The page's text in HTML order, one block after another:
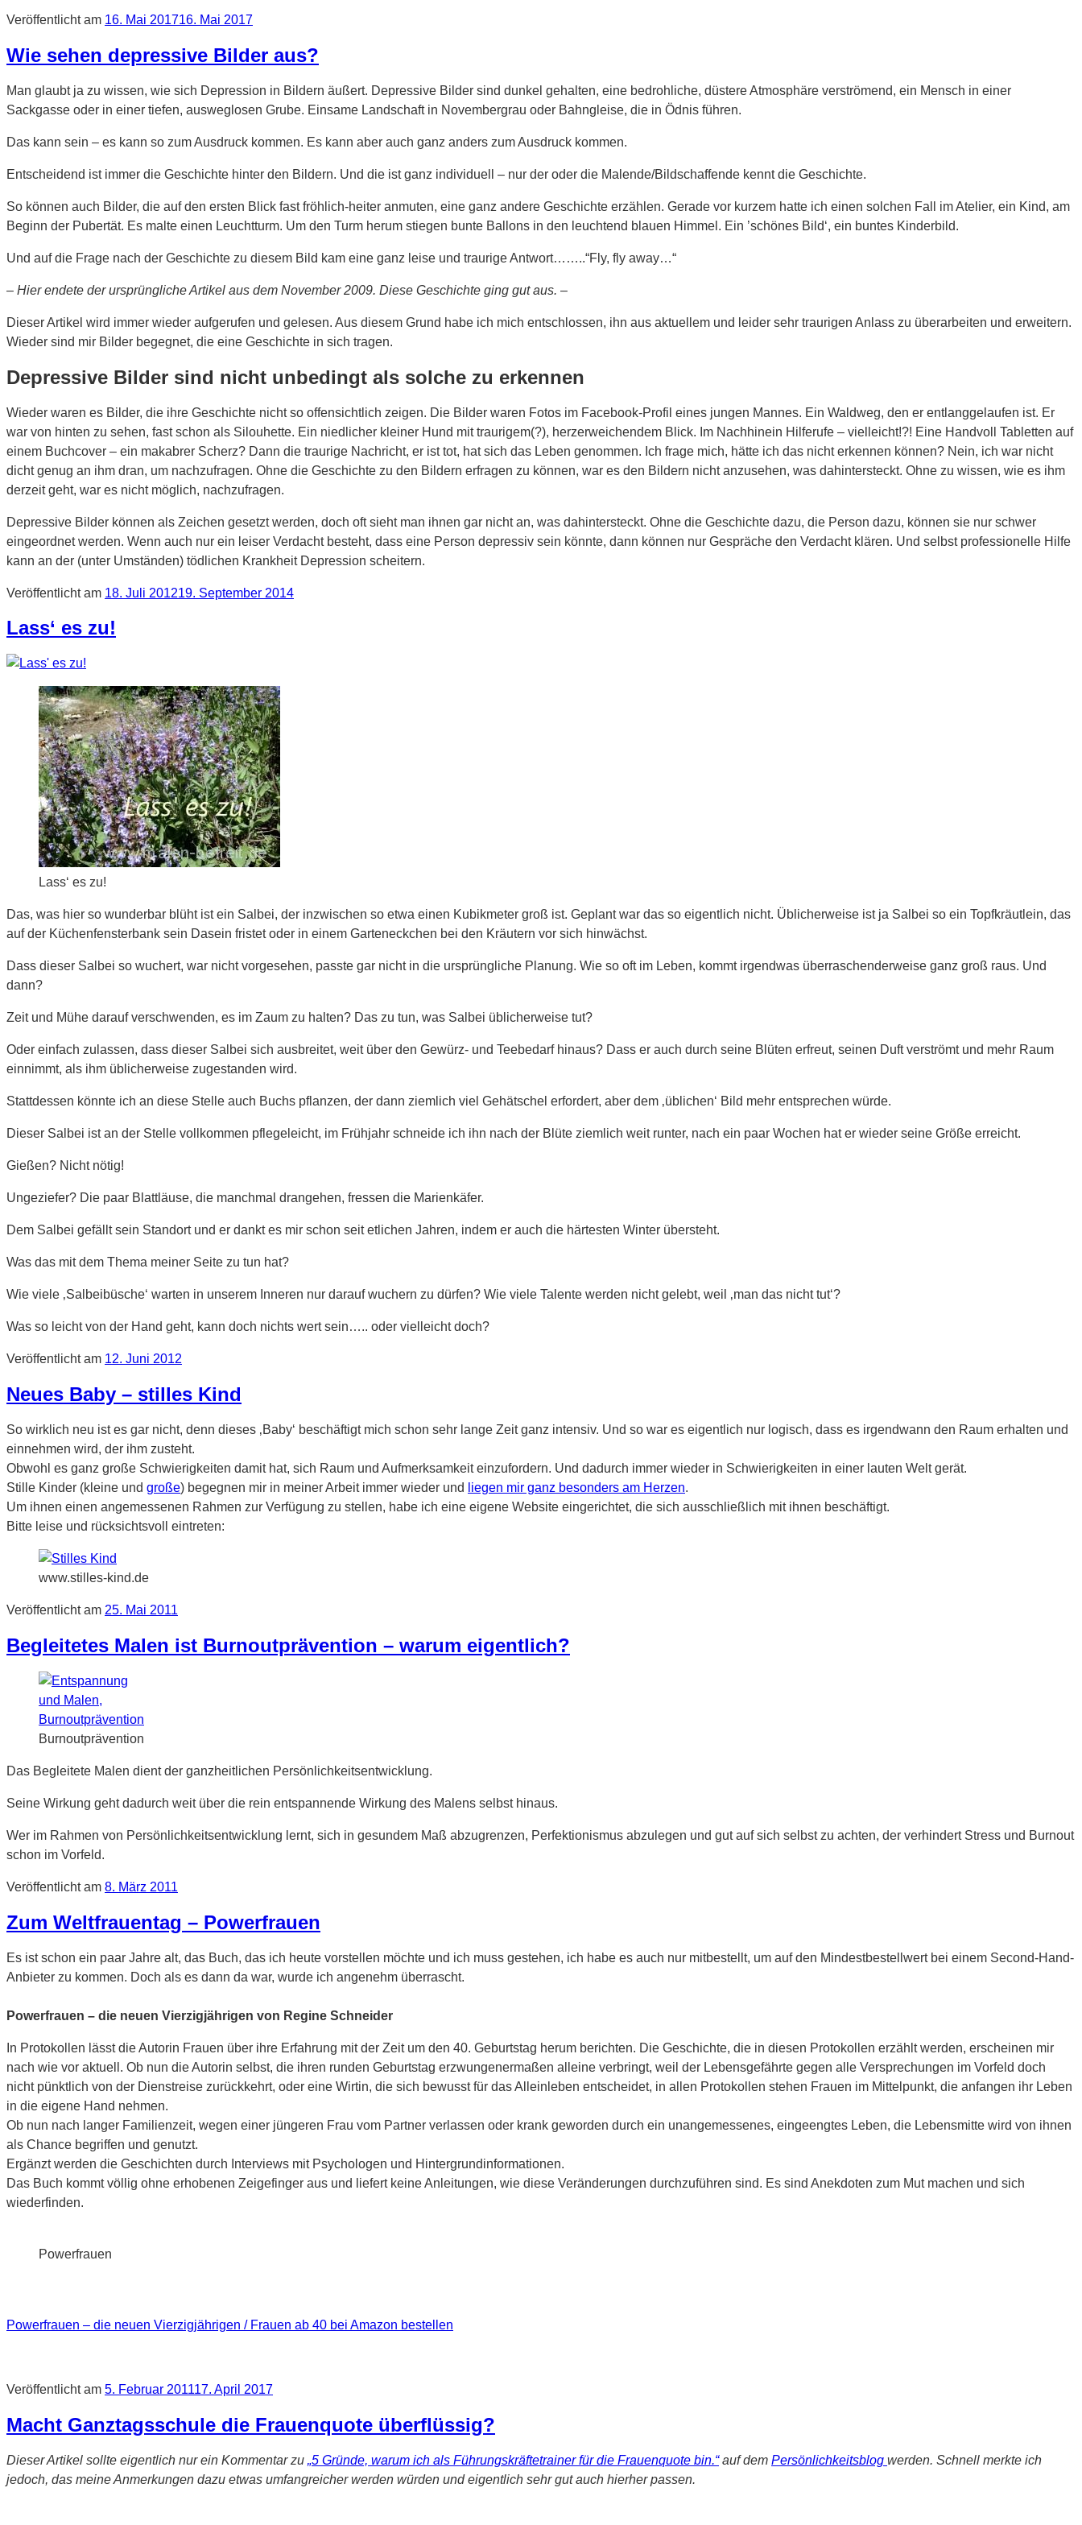
Veröffentlicht am 16. Mai 201716. Mai 2017
Wie sehen depressive Bilder aus?
Man glaubt ja zu wissen, wie sich Depression in Bildern äußert. Depressive Bilder sind dunkel gehalten, eine bedrohliche, düstere Atmosphäre verströmend, ein Mensch in einer
Sackgasse oder in einer tiefen, ausweglosen Grube. Einsame Landschaft in Novembergrau oder Bahngleise, die in Ödnis führen.
Das kann sein – es kann so zum Ausdruck kommen. Es kann aber auch ganz anders zum Ausdruck kommen.
Entscheidend ist immer die Geschichte hinter den Bildern. Und die ist ganz individuell – nur der oder die Malende/Bildschaffende kennt die Geschichte.
So können auch Bilder, die auf den ersten Blick fast fröhlich-heiter anmuten, eine ganz andere Geschichte erzählen. Gerade vor kurzem hatte ich einen solchen Fall im Atelier, ein Kind, am
Beginn der Pubertät. Es malte einen Leuchtturm. Um den Turm herum stiegen bunte Ballons in den leuchtend blauen Himmel. Ein ’schönes Bild‘, ein buntes Kinderbild.
Und auf die Frage nach der Geschichte zu diesem Bild kam eine ganz leise und traurige Antwort……..“Fly, fly away…“
– Hier endete der ursprüngliche Artikel aus dem November 2009. Diese Geschichte ging gut aus. –
Dieser Artikel wird immer wieder aufgerufen und gelesen. Aus diesem Grund habe ich mich entschlossen, ihn aus aktuellem und leider sehr traurigen Anlass zu überarbeiten und erweitern.
Wieder sind mir Bilder begegnet, die eine Geschichte in sich tragen.
Depressive Bilder sind nicht unbedingt als solche zu erkennen
Wieder waren es Bilder, die ihre Geschichte nicht so offensichtlich zeigen. Die Bilder waren Fotos im Facebook-Profil eines jungen Mannes. Ein Waldweg, den er entlanggelaufen ist. Er
war von hinten zu sehen, fast schon als Silouhette. Ein niedlicher kleiner Hund mit traurigem(?), herzerweichendem Blick. Im Nachhinein Hilferufe – vielleicht!?! Eine Handvoll Tabletten auf
einem Buchcover – ein makabrer Scherz? Dann die traurige Nachricht, er ist tot, hat sich das Leben genommen. Ich frage mich, hätte ich das nicht erkennen können? Nein, ich war nicht
dicht genug an ihm dran, um nachzufragen. Ohne die Geschichte zu den Bildern erfragen zu können, war es den Bildern nicht anzusehen, was dahintersteckt. Ohne zu wissen, wie es ihm
derzeit geht, war es nicht möglich, nachzufragen.
Depressive Bilder können als Zeichen gesetzt werden, doch oft sieht man ihnen gar nicht an, was dahintersteckt. Ohne die Geschichte dazu, die Person dazu, können sie nur schwer
eingeordnet werden. Wenn auch nur ein leiser Verdacht besteht, dass eine Person depressiv sein könnte, dann können nur Gespräche den Verdacht klären. Und selbst professionelle Hilfe
kann an der (unter Umständen) tödlichen Krankheit Depression scheitern.
Veröffentlicht am 18. Juli 201219. September 2014
Lass‘ es zu!
Lass‘ es zu!
Das, was hier so wunderbar blüht ist ein Salbei, der inzwischen so etwa einen Kubikmeter groß ist. Geplant war das so eigentlich nicht. Üblicherweise ist ja Salbei so ein Topfkräutlein, das
auf der Küchenfensterbank sein Dasein fristet oder in einem Garteneckchen bei den Kräutern vor sich hinwächst.
Dass dieser Salbei so wuchert, war nicht vorgesehen, passte gar nicht in die ursprüngliche Planung. Wie so oft im Leben, kommt irgendwas überraschenderweise ganz groß raus. Und
dann?
Zeit und Mühe darauf verschwenden, es im Zaum zu halten? Das zu tun, was Salbei üblicherweise tut?
Oder einfach zulassen, dass dieser Salbei sich ausbreitet, weit über den Gewürz- und Teebedarf hinaus? Dass er auch durch seine Blüten erfreut, seinen Duft verströmt und mehr Raum
einnimmt, als ihm üblicherweise zugestanden wird.
Stattdessen könnte ich an diese Stelle auch Buchs pflanzen, der dann ziemlich viel Gehätschel erfordert, aber dem ‚üblichen‘ Bild mehr entsprechen würde.
Dieser Salbei ist an der Stelle vollkommen pflegeleicht, im Frühjahr schneide ich ihn nach der Blüte ziemlich weit runter, nach ein paar Wochen hat er wieder seine Größe erreicht.
Gießen? Nicht nötig!
Ungeziefer? Die paar Blattläuse, die manchmal drangehen, fressen die Marienkäfer.
Dem Salbei gefällt sein Standort und er dankt es mir schon seit etlichen Jahren, indem er auch die härtesten Winter übersteht.
Was das mit dem Thema meiner Seite zu tun hat?
Wie viele ‚Salbeibüsche‘ warten in unserem Inneren nur darauf wuchern zu dürfen? Wie viele Talente werden nicht gelebt, weil ‚man das nicht tut‘?
Was so leicht von der Hand geht, kann doch nichts wert sein….. oder vielleicht doch?
Veröffentlicht am 12. Juni 2012
Neues Baby – stilles Kind
So wirklich neu ist es gar nicht, denn dieses ‚Baby‘ beschäftigt mich schon sehr lange Zeit ganz intensiv. Und so war es eigentlich nur logisch, dass es irgendwann den Raum erhalten und
einnehmen wird, der ihm zusteht.
Obwohl es ganz große Schwierigkeiten damit hat, sich Raum und Aufmerksamkeit einzufordern. Und dadurch immer wieder in Schwierigkeiten in einer lauten Welt gerät.
Stille Kinder (kleine und große) begegnen mir in meiner Arbeit immer wieder und liegen mir ganz besonders am Herzen.
Um ihnen einen angemessenen Rahmen zur Verfügung zu stellen, habe ich eine eigene Website eingerichtet, die sich ausschließlich mit ihnen beschäftigt.
Bitte leise und rücksichtsvoll eintreten:
www.stilles-kind.de
Veröffentlicht am 25. Mai 2011
Begleitetes Malen ist Burnoutprävention – warum eigentlich?
Burnoutprävention
Das Begleitete Malen dient der ganzheitlichen Persönlichkeitsentwicklung.
Seine Wirkung geht dadurch weit über die rein entspannende Wirkung des Malens selbst hinaus.
Wer im Rahmen von Persönlichkeitsentwicklung lernt, sich in gesundem Maß abzugrenzen, Perfektionismus abzulegen und gut auf sich selbst zu achten, der verhindert Stress und Burnout
schon im Vorfeld.
Veröffentlicht am 8. März 2011
Zum Weltfrauentag – Powerfrauen
Es ist schon ein paar Jahre alt, das Buch, das ich heute vorstellen möchte und ich muss gestehen, ich habe es auch nur mitbestellt, um auf den Mindestbestellwert bei einem Second-Hand-
Anbieter zu kommen. Doch als es dann da war, wurde ich angenehm überrascht.
Powerfrauen – die neuen Vierzigjährigen von Regine Schneider
In Protokollen lässt die Autorin Frauen über ihre Erfahrung mit der Zeit um den 40. Geburtstag herum berichten. Die Geschichte, die in diesen Protokollen erzählt werden, erscheinen mir
nach wie vor aktuell. Ob nun die Autorin selbst, die ihren runden Geburtstag erzwungenermaßen alleine verbringt, weil der Lebensgefährte gegen alle Versprechungen im Vorfeld doch
nicht pünktlich von der Dienstreise zurückkehrt, oder eine Wirtin, die sich bewusst für das Alleinleben entscheidet, in allen Protokollen stehen Frauen im Mittelpunkt, die anfangen ihr Leben
in die eigene Hand nehmen.
Ob nun nach langer Familienzeit, wegen einer jüngeren Frau vom Partner verlassen oder krank geworden durch ein unangemessenes, eingeengtes Leben, die Lebensmitte wird von ihnen
als Chance begriffen und genutzt.
Ergänzt werden die Geschichten durch Interviews mit Psychologen und Hintergrundinformationen.
Das Buch kommt völlig ohne erhobenen Zeigefinger aus und liefert keine Anleitungen, wie diese Veränderungen durchzuführen sind. Es sind Anekdoten zum Mut machen und sich
wiederfinden.
Powerfrauen
Powerfrauen – die neuen Vierzigjährigen / Frauen ab 40 bei Amazon bestellen
Veröffentlicht am 5. Februar 201117. April 2017
Macht Ganztagsschule die Frauenquote überflüssig?
Dieser Artikel sollte eigentlich nur ein Kommentar zu „5 Gründe, warum ich als Führungskräftetrainer für die Frauenquote bin.“auf dem Persönlichkeitsblog werden. Schnell merkte ich
jedoch, das meine Anmerkungen dazu etwas umfangreicher werden würden und eigentlich sehr gut auch hierher passen.